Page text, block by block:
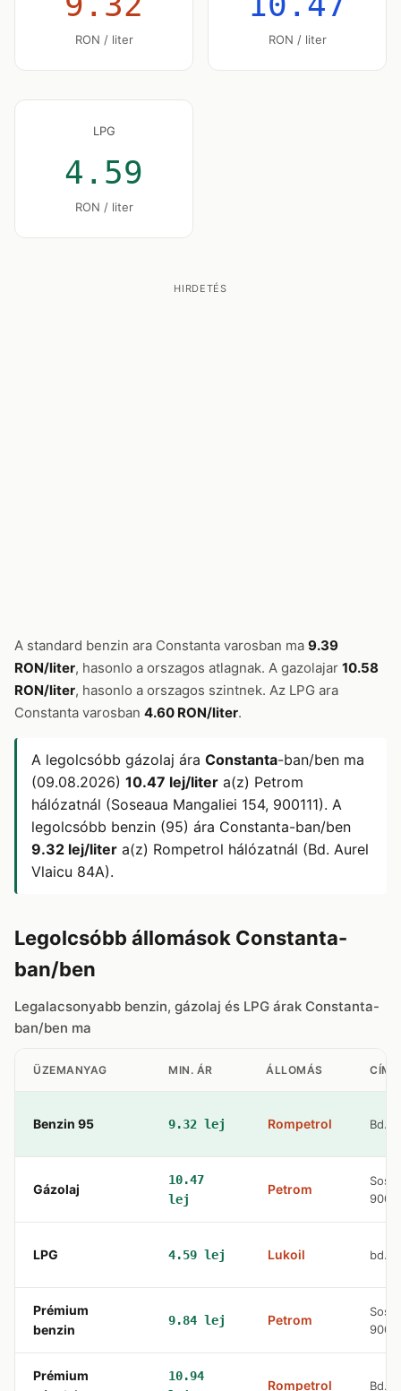
RON / liter RON / liter
LPG
4.59
RON / liter
HIRDETÉS
A standard benzin ara Constanta varosban ma 9.39
RON/liter, hasonlo a orszagos atlagnak. A gazolajar 10.58
RON/liter, hasonlo a orszagos szintnek. Az LPG ara
Constanta varosban 4.60 RON/liter.
A legolcsóbb gázolaj ára Constanta-ban/ben ma
(09.08.2026) 10.47 lej/liter a(z) Petrom
hálózatnál (Soseaua Mangaliei 154, 900111). A
legolcsóbb benzin (95) ára Constanta-ban/ben
9.32 lej/liter a(z) Rompetrol hálózatnál (Bd. Aurel
Vlaicu 84A).
Legolcsóbb állomások Constanta-
ban/ben
Legalacsonyabb benzin, gázolaj és LPG árak Constanta-
ban/ben ma
ÜZEMANYAG MIN. ÁR ÁLLOMÁS CÍM
Benzin 95 9.32 lej Rompetrol Bd.
Gázolaj
10.47
lej
Petrom
LPG 4.59 lej Lukoil bd.
Prémium
benzin
9.84 lej Petrom
Prémium
10.94
Rompetrol Bd.